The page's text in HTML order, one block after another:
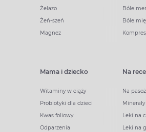
Żelazo
Żeń-szeń
Magnez
Bóle
Bóle
Mama i dziecko
Witaminy w ciąży
Probiotyki dla dzieci
Kwas foliowy
Odparzenia
Na
Na
Leki na
Leki na